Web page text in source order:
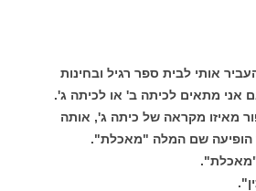
להעביר אותי לבית ספר רגיל ובחינות
אני מתאים לכיתה ב' או לכיתה ג'.
מאיזו מקראה של כיתה ג', אותה
הופיעה שם המלה "מאכלת".
"מאכלת".